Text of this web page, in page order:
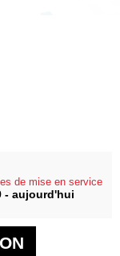
de mise en service
- aujourd'hui